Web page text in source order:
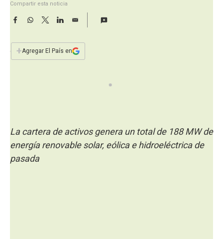
Compartir esta noticia
F
e
b
W
s
T
w
t
L
E
i
l
+Agregar El País en
La cartera de activos genera un total de 188 MW de
energía renovable solar, eólica e hidroeléctrica de
pasada